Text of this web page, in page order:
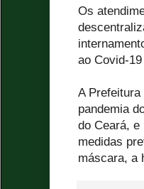
Os
ao Covid-
A
pandemia
do Ceará, e
medidas
máscara, a